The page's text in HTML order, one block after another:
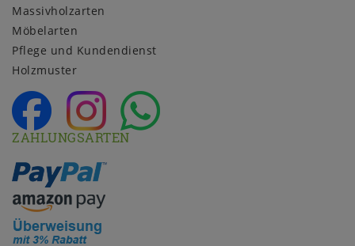
Massivholzarten
Möbelarten
Pflege und Kundendienst
Holzmuster
ZAHLUNGSARTEN